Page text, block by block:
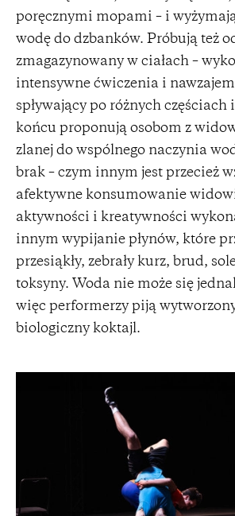
poręcznymi mopami – i
wodę do dzbanków. Próbują też
zmagazynowany w ciałach –
intensywne ćwiczenia i
spływający po różnych częściach
końcu proponują osobom z
zlanej do wspólnego naczynia
brak – czym innym jest przecież
afektywne konsumowanie
aktywności i kreatywności
innym wypijanie płynów, które
przesiąkły, zebrały kurz, brud,
toksyny. Woda nie może się
więc performerzy piją
biologiczny koktajl.